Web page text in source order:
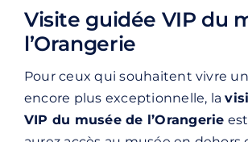
Visite guidée VIP du
l’Orangerie
Pour ceux qui souhaitent vivre
encore plus exceptionnelle, la
VIP du musée de l’Orangerie